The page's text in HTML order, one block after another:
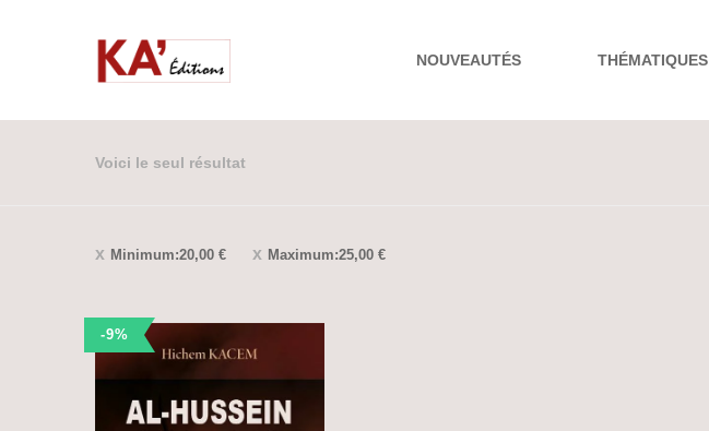
NOUVEAUTÉS THÉMATIQUES
Voici le seul résultat
Minimum:20,00 € Maximum:25,00 €
-9%